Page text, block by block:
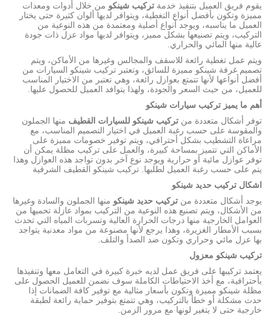
يقوم فريق العميل بتنفيذ خدمة تركيب شينكو من خلال أدوات ومعدات
مميزة وتكون بأفضل أنواع التغطية، ويتوافر لديها ألوان كثيرة حتى يختار
العميل ما يناسبه، ويوجد أنواع أصلية ومعتمدة من هذه النوعية من
التركيب، ويتم تصنيعها بشكل مميز، ويتوافر لديها مواد عزل ذات جودة
عالية منها المائي والحراري.
ويتم عمل تغطية رائعة للاسقف والمجالس وغيرها من الأماكن، ويتم
تصميم غرفة شينكو مميزة للسائق، وتعتبر تركيب شينكو السيارات من
أفضل أنواعها لأنها تتمتع بعوازل رائعة، وهي تعتبر من الاختيار المناسب
للعميل، من حيث السعر والجودة، ولهذا يتوافد العميل للحصول عليها.
أهم ما يميز تركيب سيارات شينكو
توفر أشكال متعددة من تركيب شينكو للسيارات القطيف منها الجملون
والمقوسة على حسب رغبة العميل في اختيار التصميم المناسب، مع
مراعاة التشطيب بشكل أحترافي، ويتم توفير خصومات مميزة على
الأماكن التي تتميز بمساحة كبيرة، والعمل على تركيب مظلة يمكن أن
توفر عوازل مائية أو حرارية ويوجد نوع آخر بدون تواجد هذه العوازل وهذا
يتم على حسب رغبة العميل لطلبها. تركيب شينكو القطيف الشرقية
اشكال تركيب حديد شينكو
يوجد أشكال متعددة من تركيب حديد شينكو منها الجملون والسادة وغيرها
من الأشكال، ويتم تصنيع هذه النوعية من التركيب بمواد عازلة تحميها من
العوامل الخارجية منها درجات الحرارة العالية وتسربات المياه التي تحدث
بسبب الأمطار الغزيرة، وهذا يرجع لأنها مصنوعة من مواد معدنية يتواجد
بها عزل مائي وحراري وتكون ضد الصدأ والتلف.
تركيب شينكو معزول
يعتمد تركيبها على فريق عمل لديه خبرة كبيرة في التعامل معها وتنفيذها
بأحترافية، مع أخذ الاحتياطات الكاملة سوف نضمن للعميل الحصول على
مظلة شينكو مميزة وتكون بأسعار مثالية مع توفير كافة الضمانات إذا
حدث مشكلة أو خطأ بالتركيب، وهي تتمتع بتوفير حماية رائعة لطبقة
خارجية حتى لا يتغير لونها مع مرور الزمن.